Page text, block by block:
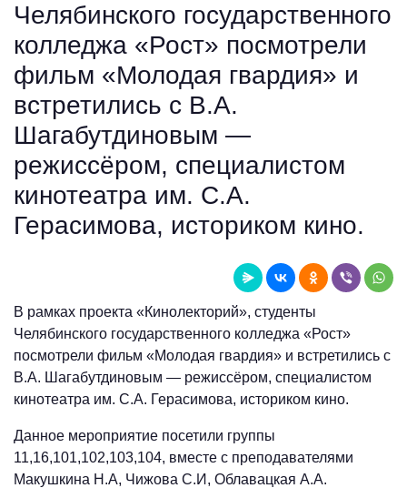
Челябинского государственного
колледжа «Рост» посмотрели
фильм «Молодая гвардия» и
встретились с В.А.
Шагабутдиновым —
режиссёром, специалистом
кинотеатра им. С.А.
Герасимова, историком кино.
В рамках проекта «Кинолекторий», студенты
Челябинского государственного колледжа «Рост»
посмотрели фильм «Молодая гвардия» и встретились с
В.А. Шагабутдиновым — режиссёром, специалистом
кинотеатра им. С.А. Герасимова, историком кино.
Данное мероприятие посетили группы
11,16,101,102,103,104, вместе с преподавателями
Макушкина Н.А, Чижова С.И, Облавацкая А.А.